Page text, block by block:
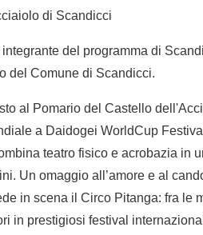
di Scandicci
del programma di
del Comune di Scandicci.
al Pomario del Castello
a Daidogei WorldCup
teatro fisico e acrobazia in
Un omaggio all’amore e al
in scena il Circo Pitanga: fra le
in prestigiosi festival